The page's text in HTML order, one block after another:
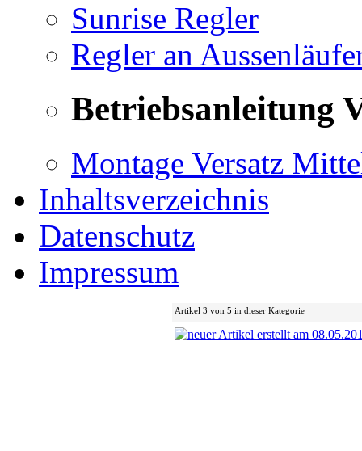
Sunrise Regler
Regler an
Betriebsanleitung
Montage Versatz
Inhaltsverzeichnis
Datenschutz
Impressum
Artikel 3 von 5 in dieser Kategorie